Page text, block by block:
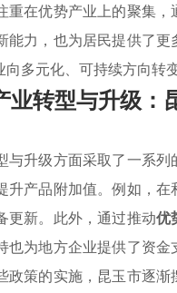
重在优势产业上的聚集，
能力，也为居民提供了
多元化、可持续方向转
业转型与升级：
与升级方面采取了一系列
升产品附加值。例如，
更新。此外，通过推动优
也为地方企业提供了资
政策的实施，昆玉市逐